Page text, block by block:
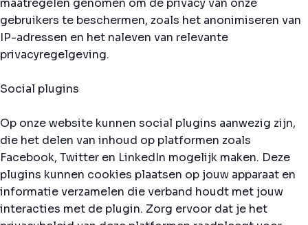
maatregelen genomen om de privacy van onze
gebruikers te beschermen, zoals het anonimiseren van
IP-adressen en het naleven van relevante
privacyregelgeving.
Social plugins
Op onze website kunnen social plugins aanwezig zijn,
die het delen van inhoud op platformen zoals
Facebook, Twitter en LinkedIn mogelijk maken. Deze
plugins kunnen cookies plaatsen op jouw apparaat en
informatie verzamelen die verband houdt met jouw
interacties met de plugin. Zorg ervoor dat je het